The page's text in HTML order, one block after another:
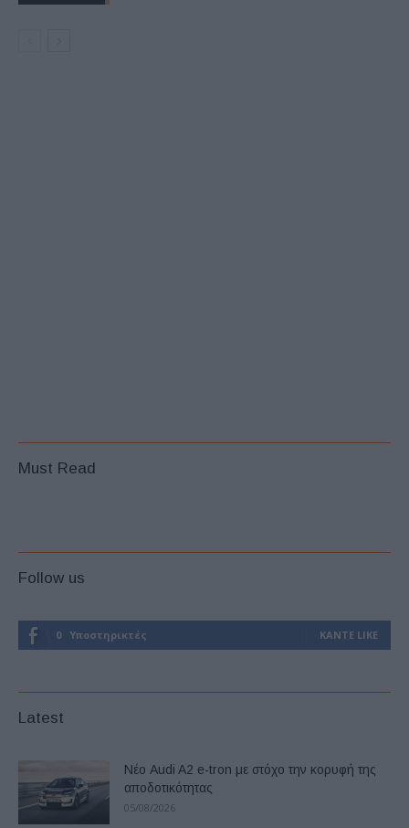
Must Read
Follow us
0 Υποστηρικτές ΚΆΝΤΕ LIKE
Latest
Νέο Audi A2 e-tron με στόχο την κορυφή της
αποδοτικότητας
05/08/2026